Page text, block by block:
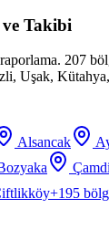
Takibi
207
Uşak,
Alsancak
+195